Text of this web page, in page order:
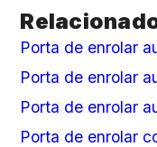
Porta de enrolar
Porta de enrolar
Porta de enrolar
Porta de enrolar